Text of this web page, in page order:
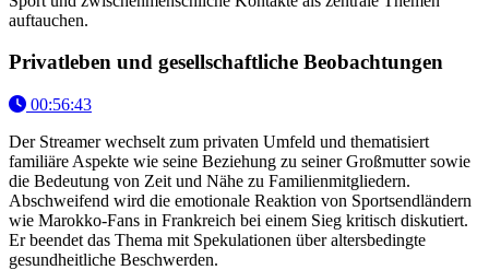
auftauchen.
Privatleben und gesellschaftliche Beobachtungen
00:56:43
Der Streamer wechselt zum privaten Umfeld und thematisiert
familiäre Aspekte wie seine Beziehung zu seiner Großmutter sowie
die Bedeutung von Zeit und Nähe zu Familienmitgliedern.
Abschweifend wird die emotionale Reaktion von Sportsendländern
wie Marokko-Fans in Frankreich bei einem Sieg kritisch diskutiert.
Er beendet das Thema mit Spekulationen über altersbedingte
gesundheitliche Beschwerden.